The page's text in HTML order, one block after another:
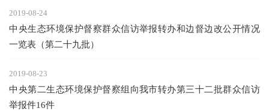
2019-08-24
中央生态环境保护督察群众信访举报转办和边督边改公开情况
一览表（第二十九批）
2019-08-23
中央第二生态环境保护督察组向我市转办第三十二批群众信访
举报件16件